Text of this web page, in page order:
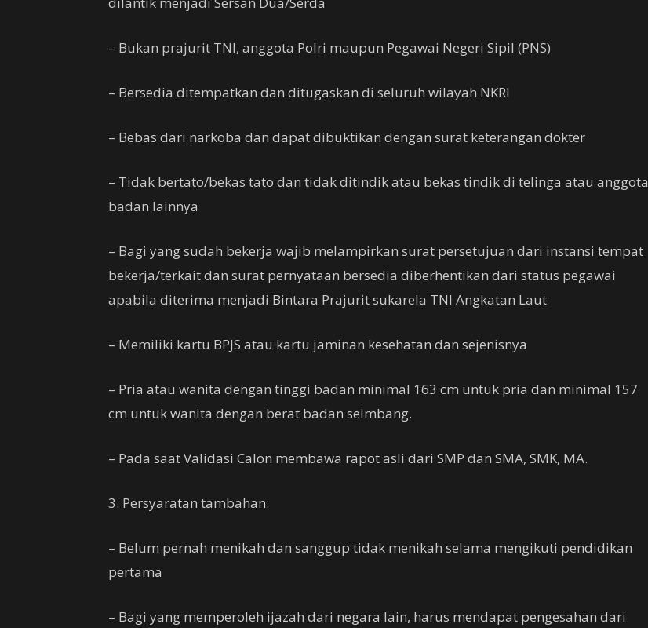
– Bukan prajurit TNI, anggota Polri maupun Pegawai Negeri Sipil (PNS)
– Bersedia ditempatkan dan ditugaskan di seluruh wilayah NKRI
– Bebas dari narkoba dan dapat dibuktikan dengan surat keterangan dokter
– Tidak bertato/bekas tato dan tidak ditindik atau bekas tindik di telinga atau anggota
badan lainnya
– Bagi yang sudah bekerja wajib melampirkan surat persetujuan dari instansi tempat
bekerja/terkait dan surat pernyataan bersedia diberhentikan dari status pegawai
apabila diterima menjadi Bintara Prajurit sukarela TNI Angkatan Laut
– Memiliki kartu BPJS atau kartu jaminan kesehatan dan sejenisnya
– Pria atau wanita dengan tinggi badan minimal 163 cm untuk pria dan minimal 157
cm untuk wanita dengan berat badan seimbang.
– Pada saat Validasi Calon membawa rapot asli dari SMP dan SMA, SMK, MA.
3. Persyaratan tambahan:
– Belum pernah menikah dan sanggup tidak menikah selama mengikuti pendidikan
pertama
– Bagi yang memperoleh ijazah dari negara lain, harus mendapat pengesahan dari